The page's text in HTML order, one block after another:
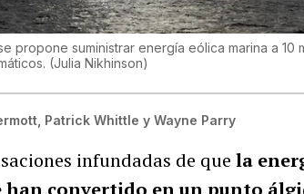
propone suministrar energía eólica marina a 10
(Julia Nikhinson)
Patrick Whittle y Wayne Parry
infundadas de quela